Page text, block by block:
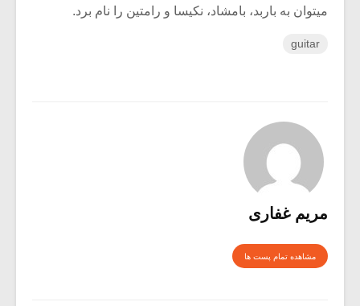
میتوان به باربد، بامشاد، نکیسا و رامتین را نام برد.
guitar
مریم غفاری
مشاهده تمام پست ها